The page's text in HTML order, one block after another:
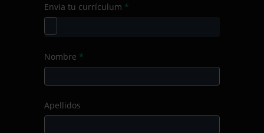
Envia tu currículum *
Nombre *
Apellidos